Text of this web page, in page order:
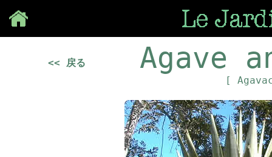
<< 戻る Agave
[